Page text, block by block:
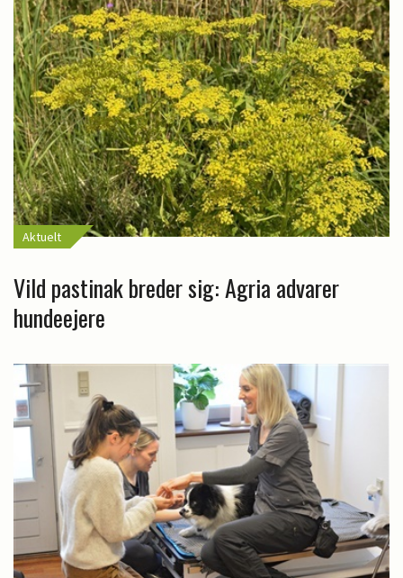
Aktuelt
Vild pastinak breder sig: Agria advarer
hundeejere